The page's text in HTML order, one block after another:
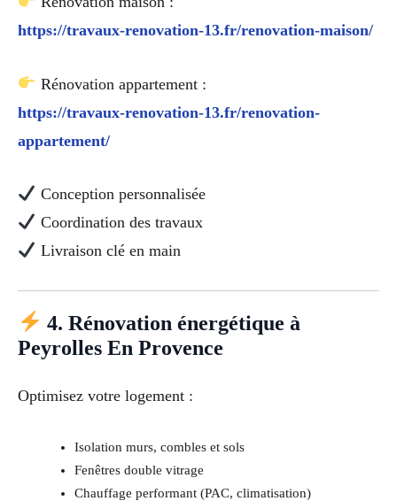
https://travaux-renovation-13.fr/renovation-maison/
Rénovation appartement :
https://travaux-renovation-13.fr/renovation-
appartement/
Conception personnalisée
Coordination des travaux
Livraison clé en main
4. Rénovation énergétique à
Peyrolles En Provence
Optimisez votre logement :
Isolation murs, combles et sols
Fenêtres double vitrage
Chauffage performant (PAC, climatisation)